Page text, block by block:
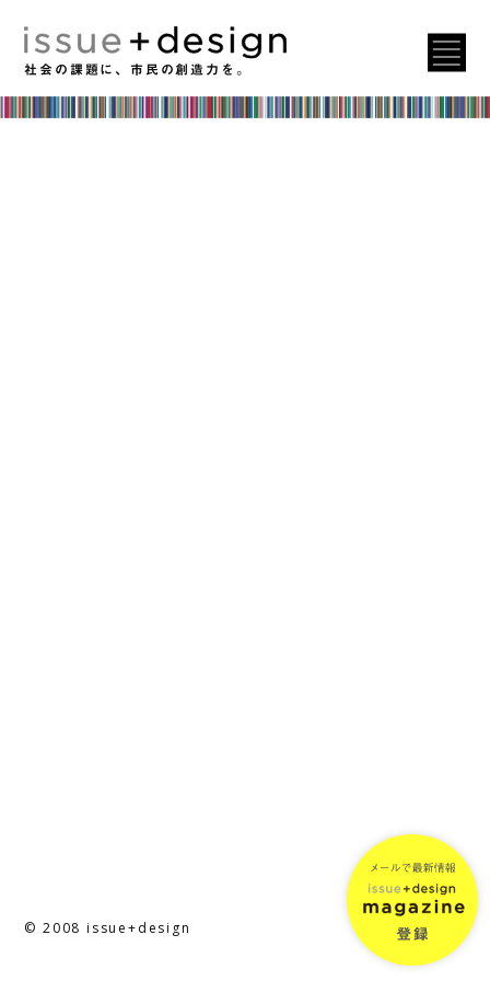
社会の課題に、市民の創造力を。
© 2008 issue+design